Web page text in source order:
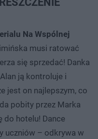
Na Wspólnej
musi ratować
się sprzedać! Danka
ją kontroluje i
jest on najlepszym, co
pobity przez Marka
do hotelu! Dance
uczniów – odkrywa w